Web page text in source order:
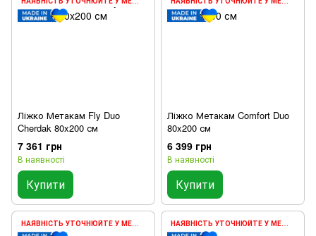
Ліжко Метакам Fly Duo
Cherdak 80x200 см
7 361 грн
В наявності
Купити
Ліжко Метакам Comfort Duo
80x200 см
6 399 грн
В наявності
Купити